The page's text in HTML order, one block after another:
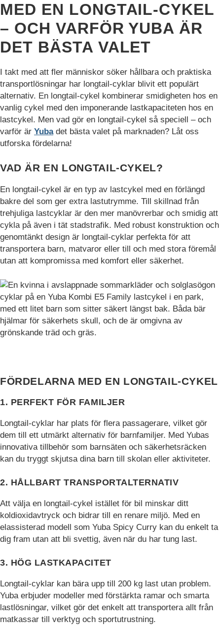
MED EN LONGTAIL-CYKEL
– OCH VARFÖR YUBA ÄR
DET BÄSTA VALET
I takt med att fler människor söker hållbara och praktiska
transportlösningar har longtail-cyklar blivit ett populärt
alternativ. En longtail-cykel kombinerar smidigheten hos en
vanlig cykel med den imponerande lastkapaciteten hos en
lastcykel. Men vad gör en longtail-cykel så speciell – och
varför är Yubadet bästa valet på marknaden? Låt oss
utforska fördelarna!
VAD ÄR EN LONGTAIL-CYKEL?
En longtail-cykel är en typ av lastcykel med en förlängd
bakre del som ger extra lastutrymme. Till skillnad från
trehjuliga lastcyklar är den mer manövrerbar och smidig att
cykla på även i tät stadstrafik. Med robust konstruktion och
genomtänkt design är longtail-cyklar perfekta för att
transportera barn, matvaror eller till och med stora föremål
utan att kompromissa med komfort eller säkerhet.
FÖRDELARNA MED EN LONGTAIL-CYKEL
1. PERFEKT FÖR FAMILJER
Longtail-cyklar har plats för flera passagerare, vilket gör
dem till ett utmärkt alternativ för barnfamiljer. Med Yubas
innovativa tillbehör som barnsäten och säkerhetsräcken
kan du tryggt skjutsa dina barn till skolan eller aktiviteter.
2. HÅLLBART TRANSPORTALTERNATIV
Att välja en longtail-cykel istället för bil minskar ditt
koldioxidavtryck och bidrar till en renare miljö. Med en
elassisterad modell som Yuba Spicy Curry kan du enkelt ta
dig fram utan att bli svettig, även när du har tung last.
3. HÖG LASTKAPACITET
Longtail-cyklar kan bära upp till 200 kg last utan problem.
Yuba erbjuder modeller med förstärkta ramar och smarta
lastlösningar, vilket gör det enkelt att transportera allt från
matkassar till verktyg och sportutrustning.
Nödvändiga
cookies är
avgörande för
webbplatsens
grundläggande
funktioner och
webbplatsen
fungerar inte
på det
Dessa
cookies lagrar
inga personligt
identifierbara
uppgifter.
används för att
interagerar med
Dessa cookies
hjälper till att ge
mätvärden, antal
besökare,
trafikkälla etc.
Upplevelse
Upplevelse-cookies
används för att
viktigaste
på webbplatsen
som hjälper till att
leverera en bättre
användarupplevelse
för besökarna. Om